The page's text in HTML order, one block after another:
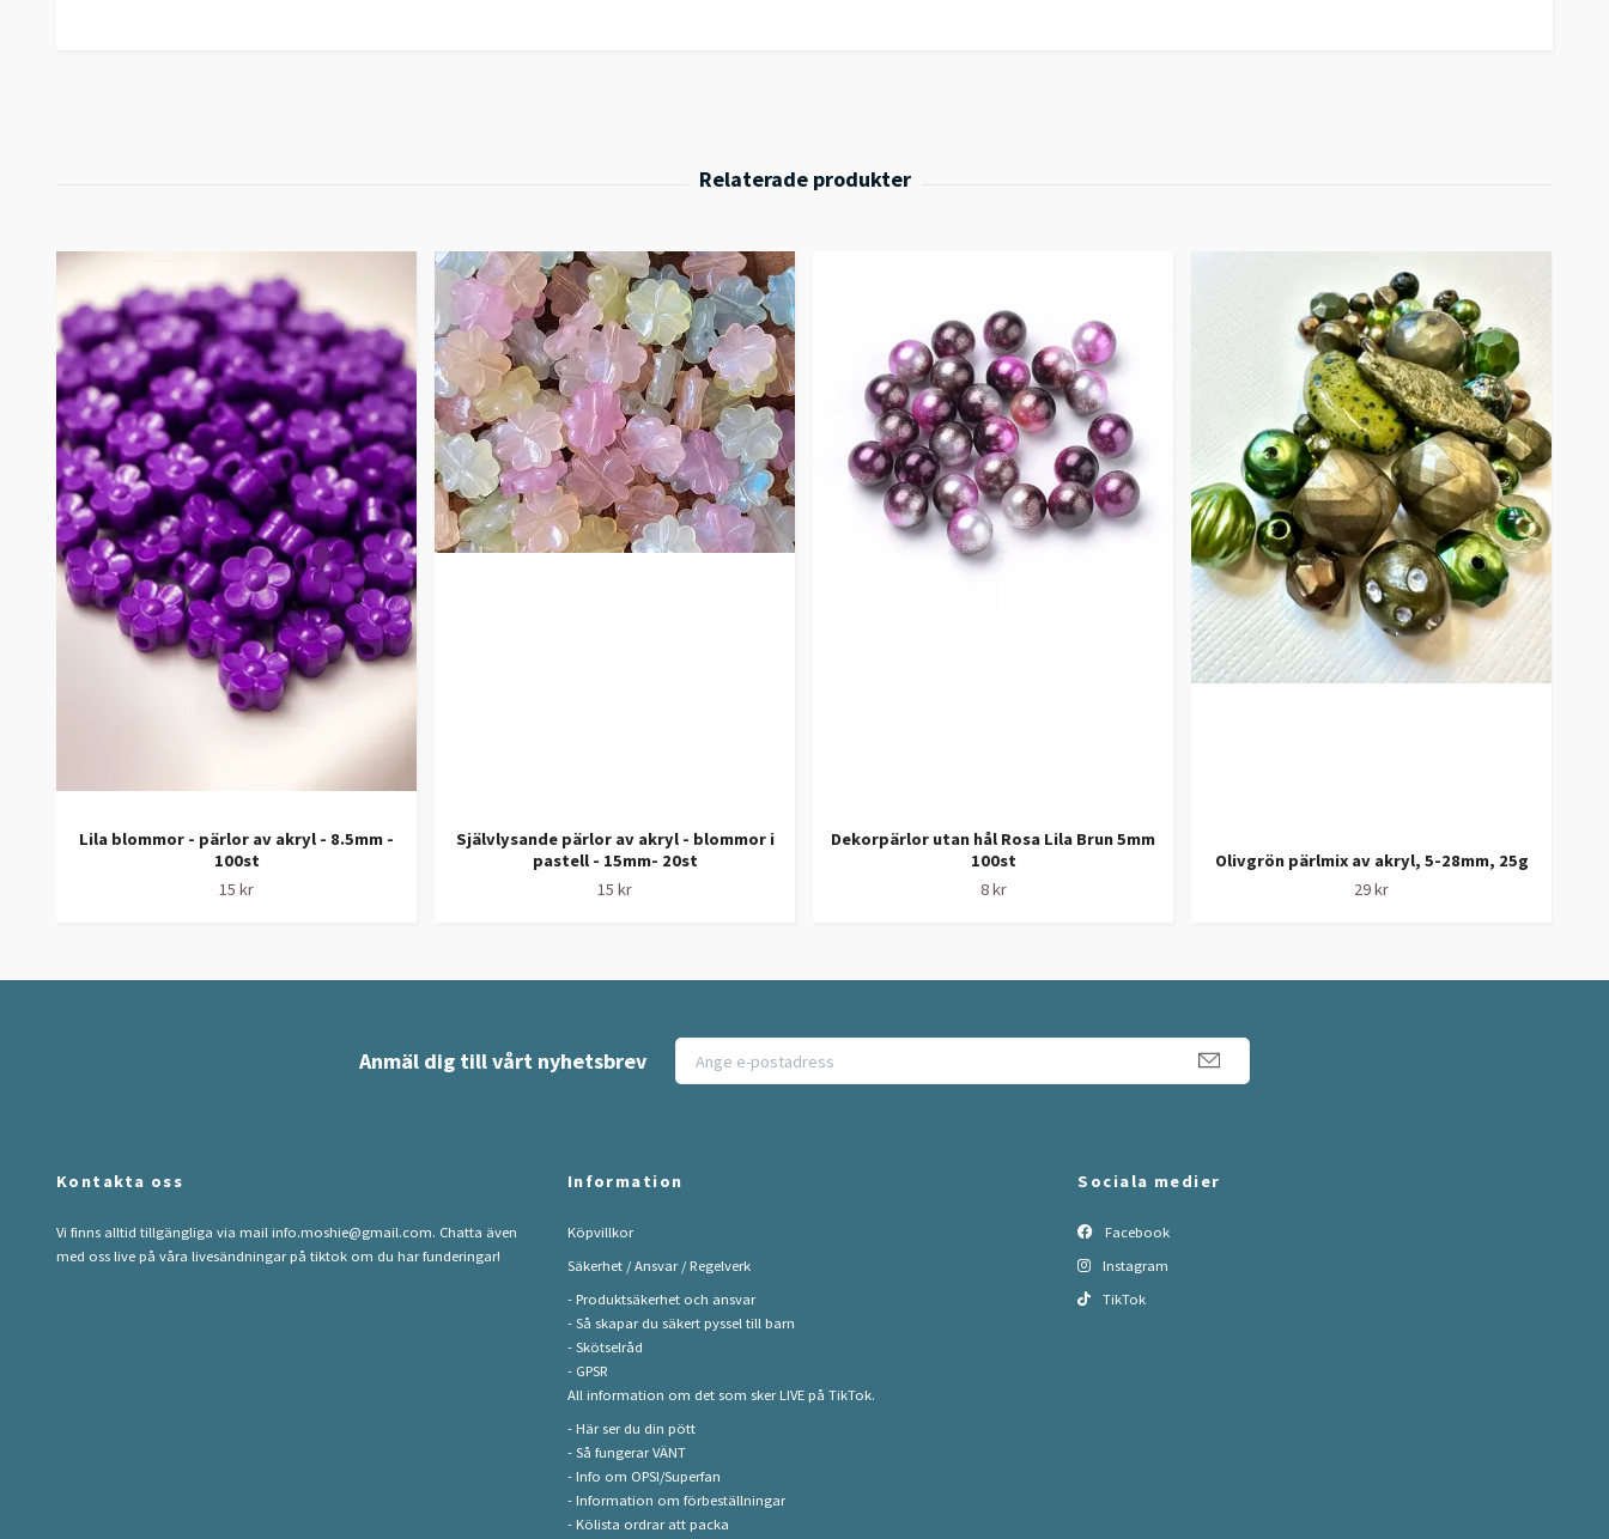
Lila blommor - pärlor av akryl - 8.5mm -
100st
15 kr
Självlysande pärlor av akryl - blommor i
pastell - 15mm- 20st
15 kr
Dekorpärlor utan hål Rosa Lila Brun 5mm
100st
8 kr
Olivgrön pärlmix av akryl, 5-28mm, 25g
29 kr
Anmäl dig till vårt nyhetsbrev
Kontakta oss
Vi finns alltid tillgängliga via mail info.moshie@gmail.com. Chatta även
med oss live på våra livesändningar på tiktok om du har funderingar!
Information
Köpvillkor
Säkerhet / Ansvar / Regelverk
- Produktsäkerhet och ansvar
- Så skapar du säkert pyssel till barn
- Skötselråd
- GPSR
All information om det som sker LIVE på TikTok.
- Här ser du din pött
- Så fungerar VÄNT
- Info om OPSI/Superfan
- Information om förbeställningar
- Kölista ordrar att packa
Sociala medier
Facebook
Instagram
TikTok